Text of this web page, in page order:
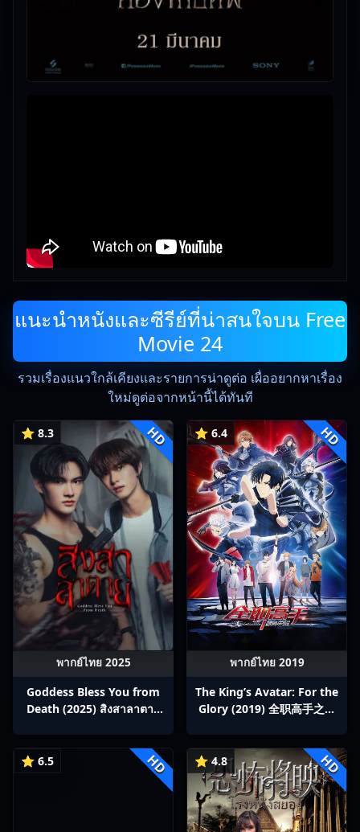
แนะนำหนังและซีรีย์ที่น่าสนใจบน Free
Movie 24
รวมเรื่องแนวใกล้เคียงและรายการน่าดูต่อ เผื่ออยากหาเรื่อง
ใหม่ดูต่อจากหน้านี้ได้ทันที
⭐ 8.3 HD
พากย์ไทย 2025
Goddess Bless You from
Death (2025) สิงสาลาตาย
⭐ 6.4 HD
พากย์ไทย 2019
The King’s Avatar: For the
Glory (2019) 全职高手之巅
⭐ 6.5 HD ⭐ 4.8 HD